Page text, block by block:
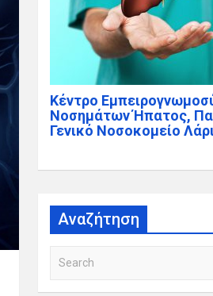
Κέντρο
Νοσημάτων Ήπατος,
Γενικό Νοσοκομείο
Αναζήτηση